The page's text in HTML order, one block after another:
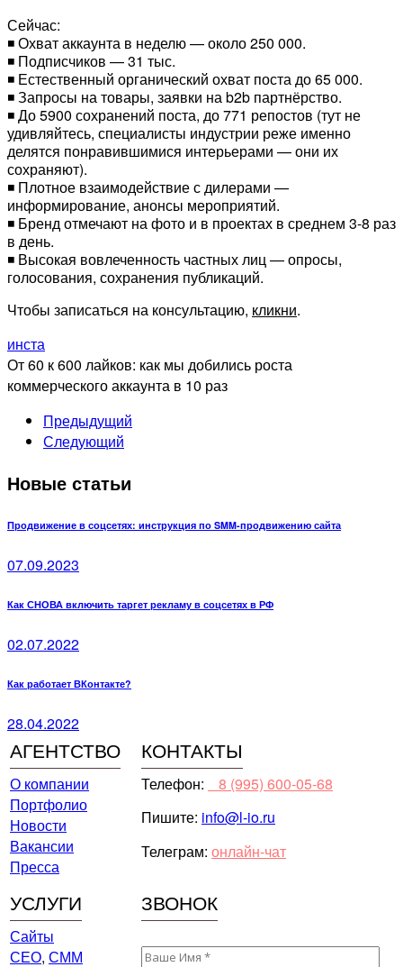
Сейчас:
◾️ Охват аккаунта в неделю — около 250 000.
◾️ Подписчиков — 31 тыс.
◾️ Естественный органический охват поста до 65 000.
◾️ Запросы на товары, заявки на b2b партнёрство.
◾️ До 5900 сохранений поста, до 771 репостов (тут не
удивляйтесь, специалисты индустрии реже именно
делятся понравившимися интерьерами — они их
сохраняют).
◾️ Плотное взаимодействие с дилерами —
информирование, анонсы мероприятий.
◾️ Бренд отмечают на фото и в проектах в среднем 3-8 раз
в день.
◾️ Высокая вовлеченность частных лиц — опросы,
голосования, сохранения публикаций.
Чтобы записаться на консультацию, кликни.
инста
От 60 к 600 лайков: как мы добились роста
коммерческого аккаунта в 10 раз
Предыдущий
Следующий
Новые статьи
Продвижение в соцсетях: инструкция по SMM-продвижению сайта
07.09.2023
Как СНОВА включить таргет рекламу в соцсетях в РФ
02.07.2022
Как работает ВКонтакте?
28.04.2022
АГЕНТСТВО КОНТАКТЫ
О компании
Портфолио
Новости
Вакансии
Пресса
Телефон:
⠀8 (995) 600-05-68
Пишите: info@l-io.ru
Телеграм: онлайн-чат
УСЛУГИ ЗВОНОК
Сайты
СЕО, СММ